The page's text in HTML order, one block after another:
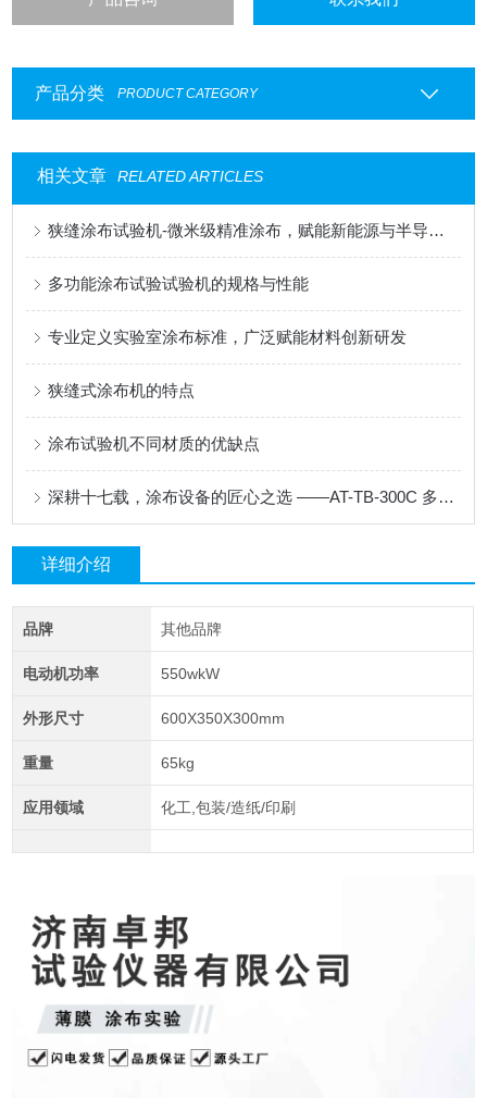
产品分类 PRODUCT CATEGORY
相关文章 RELATED ARTICLES
狭缝涂布试验机-微米级精准涂布，赋能新能源与半导体科研创新
多功能涂布试验试验机的规格与性能
专业定义实验室涂布标准，广泛赋能材料创新研发
狭缝式涂布机的特点
涂布试验机不同材质的优缺点
深耕十七载，涂布设备的匠心之选 ——AT-TB-300C 多功能涂布试验机
详细介绍
品牌 其他品牌
电动机功率 550wkW
外形尺寸 600X350X300mm
重量 65kg
应用领域 化工,包装/造纸/印刷